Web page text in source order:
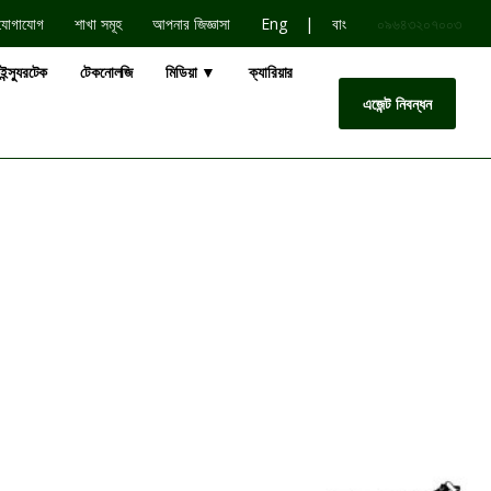
শাখা সমূহ আপনার জিজ্ঞাসা Eng | বাং ০৯৬৪৩২০৭০০৩
ইন্স্যুরটেক টেকনোলজি মিডিয়া ▼
ক্যারিয়ার
এজেন্ট নিবন্ধন